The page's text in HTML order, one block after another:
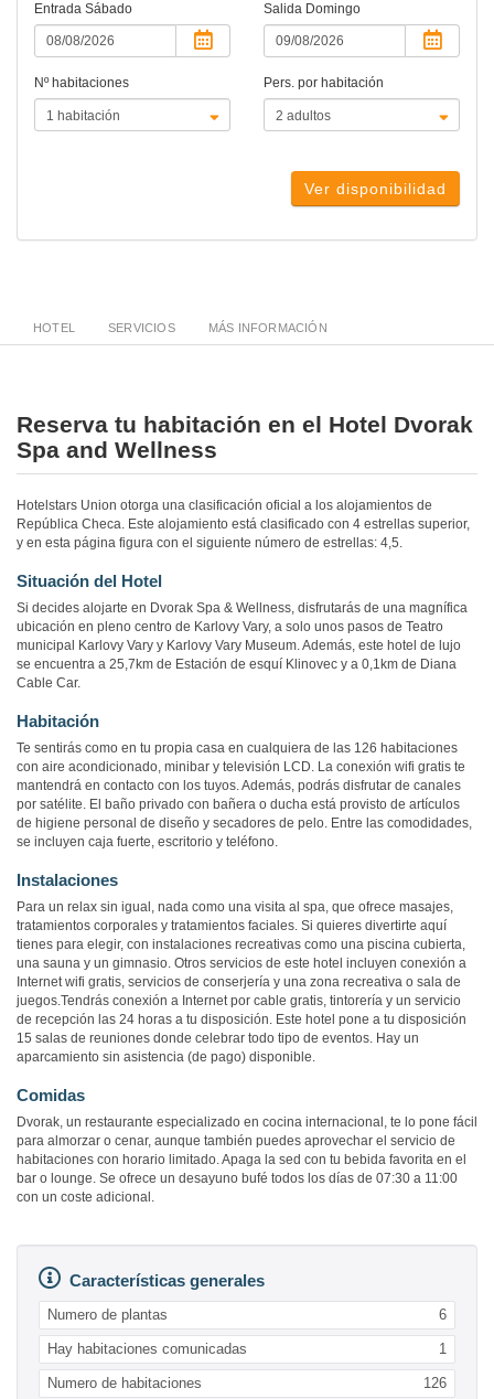
Entrada Sábado Salida Domingo
Nº habitaciones Pers. por habitación
Ver disponibilidad
HOTEL SERVICIOS MÁS INFORMACIÓN
Reserva tu habitación en el Hotel Dvorak
Spa and Wellness
Hotelstars Union otorga una clasificación oficial a los alojamientos de
República Checa. Este alojamiento está clasificado con 4 estrellas superior,
y en esta página figura con el siguiente número de estrellas: 4,5.
Situación del Hotel
Si decides alojarte en Dvorak Spa & Wellness, disfrutarás de una magnífica
ubicación en pleno centro de Karlovy Vary, a solo unos pasos de Teatro
municipal Karlovy Vary y Karlovy Vary Museum. Además, este hotel de lujo
se encuentra a 25,7km de Estación de esquí Klinovec y a 0,1km de Diana
Cable Car.
Habitación
Te sentirás como en tu propia casa en cualquiera de las 126 habitaciones
con aire acondicionado, minibar y televisión LCD. La conexión wifi gratis te
mantendrá en contacto con los tuyos. Además, podrás disfrutar de canales
por satélite. El baño privado con bañera o ducha está provisto de artículos
de higiene personal de diseño y secadores de pelo. Entre las comodidades,
se incluyen caja fuerte, escritorio y teléfono.
Instalaciones
Para un relax sin igual, nada como una visita al spa, que ofrece masajes,
tratamientos corporales y tratamientos faciales. Si quieres divertirte aquí
tienes para elegir, con instalaciones recreativas como una piscina cubierta,
una sauna y un gimnasio. Otros servicios de este hotel incluyen conexión a
Internet wifi gratis, servicios de conserjería y una zona recreativa o sala de
juegos.Tendrás conexión a Internet por cable gratis, tintorería y un servicio
de recepción las 24 horas a tu disposición. Este hotel pone a tu disposición
15 salas de reuniones donde celebrar todo tipo de eventos. Hay un
aparcamiento sin asistencia (de pago) disponible.
Comidas
Dvorak, un restaurante especializado en cocina internacional, te lo pone fácil
para almorzar o cenar, aunque también puedes aprovechar el servicio de
habitaciones con horario limitado. Apaga la sed con tu bebida favorita en el
bar o lounge. Se ofrece un desayuno bufé todos los días de 07:30 a 11:00
con un coste adicional.
Características generales
Numero de plantas 6
Hay habitaciones comunicadas 1
Numero de habitaciones 126